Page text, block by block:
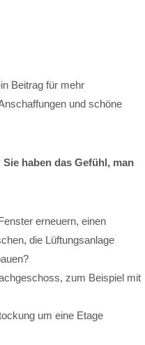
Beitrag für mehr
und schöne
haben das Gefühl, man
erneuern, einen
die Lüftungsanlage
zum Beispiel mit
um eine Etage